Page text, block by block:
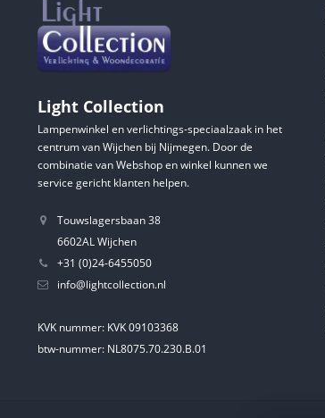
Light Collection
Lampenwinkel en verlichtings-speciaalzaak in het
centrum van Wijchen bij Nijmegen. Door de
combinatie van Webshop en winkel kunnen we
service gericht klanten helpen.
Touwslagersbaan 38
6602AL Wijchen
+31 (0)24-6455050
info@lightcollection.nl
KVK nummer: KVK 09103368
btw-nummer: NL8075.70.230.B.01